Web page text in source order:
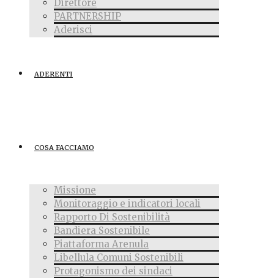
Direttore
PARTNERSHIP
Aderisci
ADERENTI
COSA FACCIAMO
Missione
Monitoraggio e indicatori locali
Rapporto Di Sostenibilità
Bandiera Sostenibile
Piattaforma Arenula
Libellula Comuni Sostenibili
Protagonismo dei sindaci